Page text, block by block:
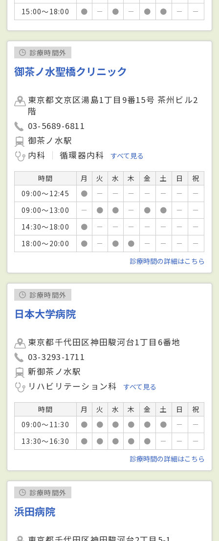
15:00～18:00
● － ● － ● ● － －
診療時間外
御茶ノ水聖橋クリニック
東京都文京区湯島1丁目9番15号 茶州ビル2
階
03-5689-6811
御茶ノ水駅
内科
循環器内科 すべて見る
時間 月 火 水 木 金 土 日
祝
09:00～12:45
● － － － － － －
－
09:00～13:00
－ ● ● － ● ● －
－
14:30～18:00
● － － － － － －
－
18:00～20:00
● － ● ● － － －
－
診療時間の詳細はこちら
診療時間外
日本大学病院
東京都千代田区神田駿河台1丁目6番地
03-3293-1711
新御茶ノ水駅
リハビリテーション科
すべて見る
時間 月 火 水 木 金 土 日
祝
09:00～11:30
● ● ● ● ● ● －
－
13:30～16:30
● ● ● ● ● － －
－
診療時間の詳細はこちら
診療時間外
浜田病院